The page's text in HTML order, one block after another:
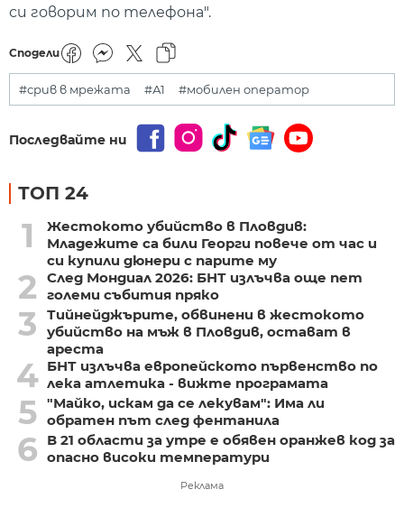
си говорим по телефона".
Сподели
#срив в мрежата #А1 #мобилен оператор
Последвайте ни
ТОП 24
1
Жестокото убийство в Пловдив:
Младежите са били Георги повече от час и
си купили дюнери с парите му
2
След Мондиал 2026: БНТ излъчва още пет
големи събития пряко
3
Тийнейджърите, обвинени в жестокото
убийство на мъж в Пловдив, остават в
ареста
4 БНТ излъчва европейското първенство по
лека атлетика - вижте програмата
5 "Майко, искам да се лекувам": Има ли
обратен път след фентанила
6
В 21 области за утре е обявен оранжев код за
опасно високи температури
Реклама